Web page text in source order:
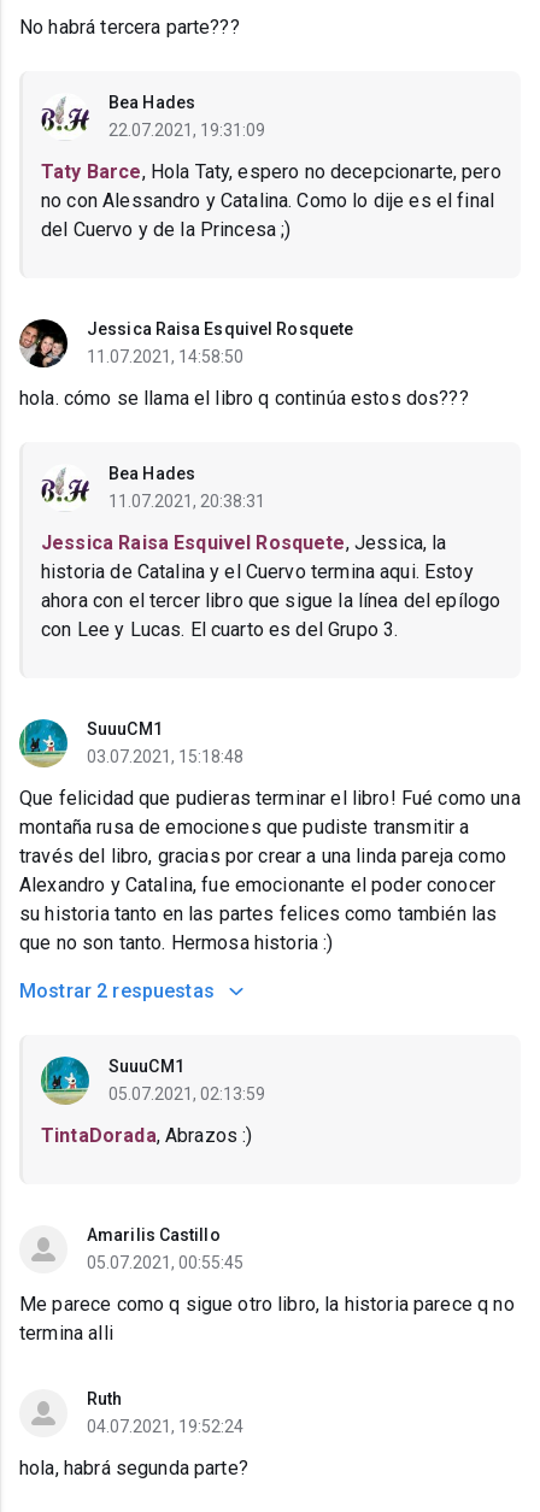
No habrá tercera parte???
Bea Hades
22.07.2021, 19:31:09
Taty Barce, Hola Taty, espero no decepcionarte, pero
no con Alessandro y Catalina. Como lo dije es el final
del Cuervo y de la Princesa ;)
Jessica Raisa Esquivel Rosquete
11.07.2021, 14:58:50
hola. cómo se llama el libro q continúa estos dos???
Bea Hades
11.07.2021, 20:38:31
Jessica Raisa Esquivel Rosquete, Jessica, la
historia de Catalina y el Cuervo termina aqui. Estoy
ahora con el tercer libro que sigue la línea del epílogo
con Lee y Lucas. El cuarto es del Grupo 3.
SuuuCM1
03.07.2021, 15:18:48
Que felicidad que pudieras terminar el libro! Fué como una
montaña rusa de emociones que pudiste transmitir a
través del libro, gracias por crear a una linda pareja como
Alexandro y Catalina, fue emocionante el poder conocer
su historia tanto en las partes felices como también las
que no son tanto. Hermosa historia :)
Mostrar 2 respuestas
SuuuCM1
05.07.2021, 02:13:59
TintaDorada, Abrazos :)
Amarilis Castillo
05.07.2021, 00:55:45
Me parece como q sigue otro libro, la historia parece q no
termina alli
Ruth
04.07.2021, 19:52:24
hola, habrá segunda parte?